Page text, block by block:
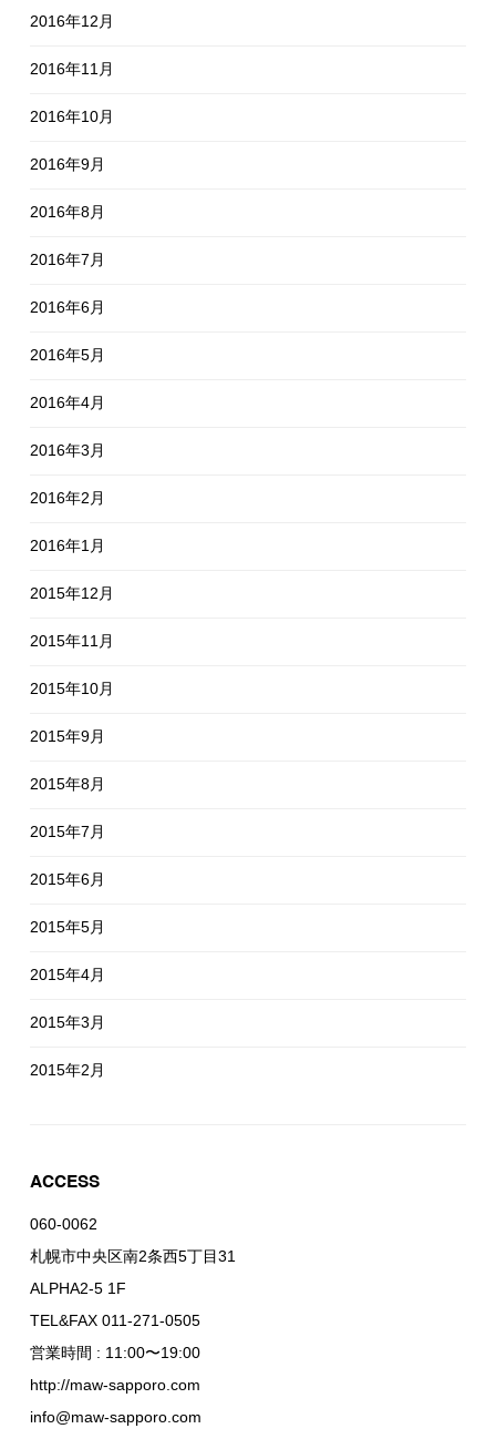
2016年12月
2016年11月
2016年10月
2016年9月
2016年8月
2016年7月
2016年6月
2016年5月
2016年4月
2016年3月
2016年2月
2016年1月
2015年12月
2015年11月
2015年10月
2015年9月
2015年8月
2015年7月
2015年6月
2015年5月
2015年4月
2015年3月
2015年2月
ACCESS
060-0062
札幌市中央区南2条西5丁目31
ALPHA2-5 1F
TEL&FAX 011-271-0505
営業時間 : 11:00〜19:00
http://maw-sapporo.com
info@maw-sapporo.com